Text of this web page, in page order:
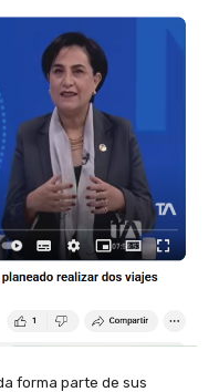
forma parte de sus